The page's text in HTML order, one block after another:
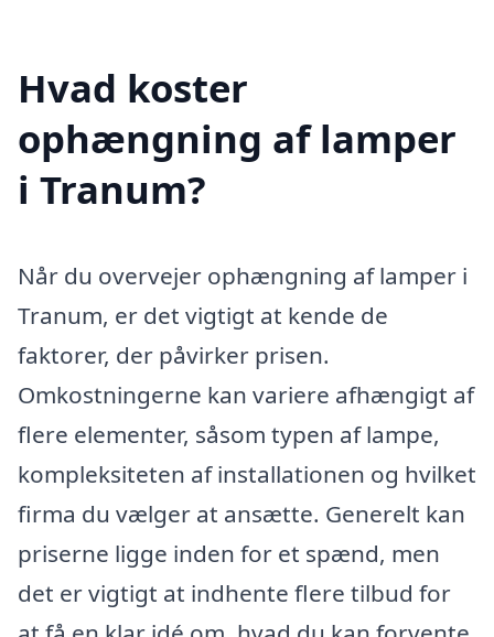
Hvad koster
ophængning af lamper
i Tranum?
Når du overvejer ophængning af lamper i
Tranum, er det vigtigt at kende de
faktorer, der påvirker prisen.
Omkostningerne kan variere afhængigt af
flere elementer, såsom typen af lampe,
kompleksiteten af installationen og hvilket
firma du vælger at ansætte. Generelt kan
priserne ligge inden for et spænd, men
det er vigtigt at indhente flere tilbud for